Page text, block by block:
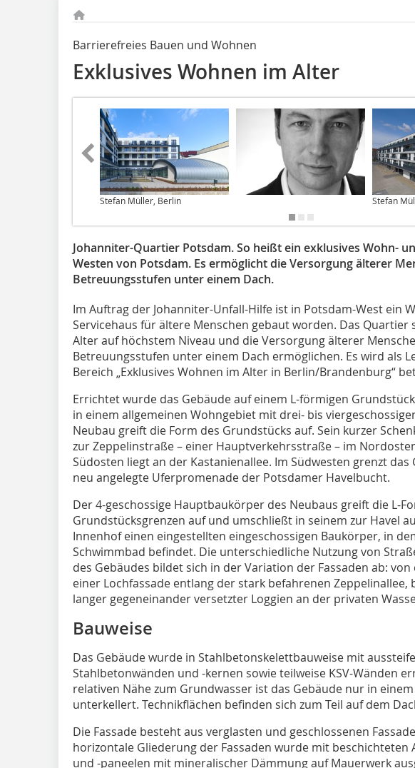
Barrierefreies Bauen und Wohnen
Exklusives Wohnen im Alter
Stefan Müller, Berlin Stefan
Johanniter-Quartier Potsdam. So heißt ein exklusives Wohn-
Westen von Potsdam. Es ermöglicht die Versorgung älterer
Betreuungsstufen unter einem Dach.
Im Auftrag der Johanniter-Unfall-Hilfe ist in Potsdam-West ein
Servicehaus für ältere Menschen gebaut worden. Das Quartier
Alter auf höchstem Niveau und die Versorgung älterer
Betreuungsstufen unter einem Dach ermöglichen. Es wird als
Bereich „Exklusives Wohnen im Alter in Berlin/Brandenburg“
Errichtet wurde das Gebäude auf einem L-förmigen
in einem allgemeinen Wohngebiet mit drei- bis
Neubau greift die Form des Grundstücks auf. Sein kurzer
zur Zeppelinstraße – einer Hauptverkehrsstraße – im
Südosten liegt an der Kastanienallee. Im Südwesten grenzt
neu angelegte Uferpromenade der Potsdamer Havelbucht.
Der 4-geschossige Hauptbaukörper des Neubaus greift die L-
Grundstücksgrenzen auf und umschließt in seinem zur Havel
Innenhof einen eingestellten eingeschossigen Baukörper, in
Schwimmbad befindet. Die unterschiedliche Nutzung von
des Gebäudes bildet sich in der Variation der Fassaden ab:
einer Lochfassade entlang der stark befahrenen Zeppelinallee,
langer gegeneinander versetzter Loggien an der privaten
Bauweise
Das Gebäude wurde in Stahlbetonskelettbauweise mit
Stahlbetonwänden und -kernen sowie teilweise KSV-Wänden
relativen Nähe zum Grundwasser ist das Gebäude nur in
unterkellert. Technikflächen befinden sich zum Teil auf dem
Die Fassade besteht aus verglasten und geschlossenen
horizontale Gliederung der Fassaden wurde mit
und -paneelen mit mineralischer Dämmung auf Mauerwerk